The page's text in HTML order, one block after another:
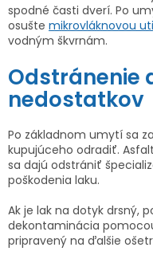
spodné časti dverí. Po
osušte mikrovláknovou
vodným škvrnám.
Odstránenie
nedostatkov
Po základnom umytí sa
kupujúceho odradiť.
sa dajú odstrániť
poškodenia laku.
Ak je lak na dotyk drsný,
dekontaminácia
pripravený na ďalšie